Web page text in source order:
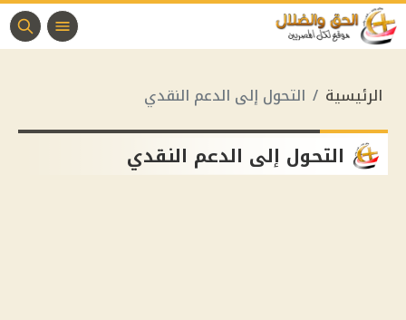
الرئيسية التحول إلى الدعم النقدي
التحول إلى الدعم النقدي